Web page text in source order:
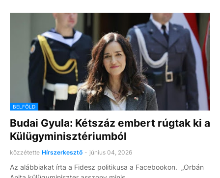
BELFÖLD
Budai Gyula: Kétszáz embert rúgtak ki a
Külügyminisztériumból
közzétette Hírszerkesztő - június 04, 2026
Az alábbiakat írta a Fidesz politikusa a Facebookon. „Orbán